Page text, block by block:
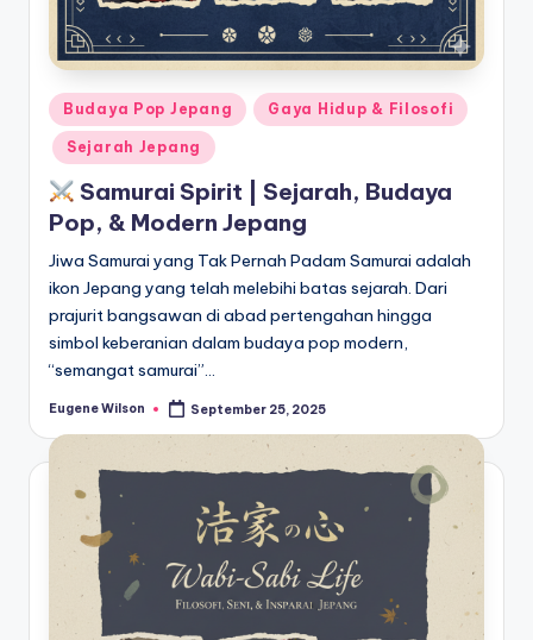
Posted
in
Budaya Pop Jepang Gaya Hidup & Filosofi
Sejarah Jepang
Samurai Spirit | Sejarah, Budaya
Pop, & Modern Jepang
Jiwa Samurai yang Tak Pernah Padam Samurai adalah
ikon Jepang yang telah melebihi batas sejarah. Dari
prajurit bangsawan di abad pertengahan hingga
simbol keberanian dalam budaya pop modern,
“semangat samurai”…
Posted
Eugene Wilson September 25, 2025